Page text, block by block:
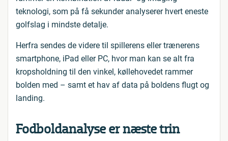
teknologi, som på få sekunder analyserer hvert eneste
golfslag i mindste detalje.
Herfra sendes de videre til spillerens eller trænerens
smartphone, iPad eller PC, hvor man kan se alt fra
kropsholdning til den vinkel, køllehovedet rammer
bolden med – samt et hav af data på boldens flugt og
landing.
Fodboldanalyse er næste trin